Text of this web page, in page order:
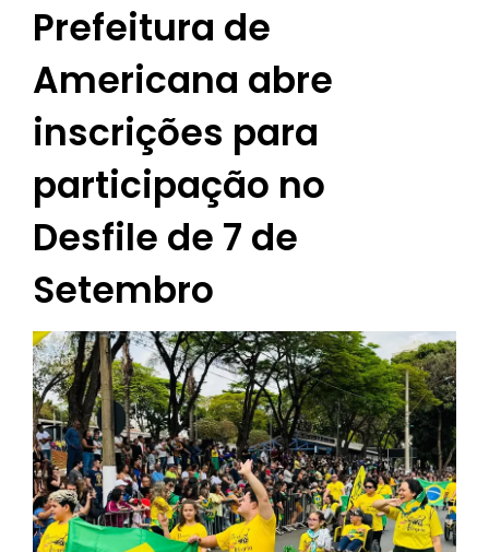
Prefeitura de
Americana abre
inscrições para
participação no
Desfile de 7 de
Setembro